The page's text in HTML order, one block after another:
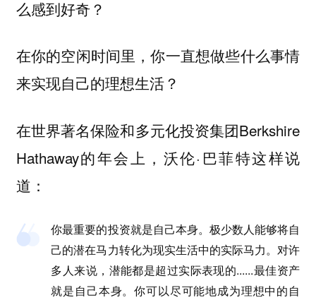
么感到好奇？
在你的空闲时间里，你一直想做些什么事情
来实现自己的理想生活？
在世界著名保险和多元化投资集团Berkshire
Hathaway的年会上，沃伦·巴菲特这样说
道：
你最重要的投资就是自己本身。极少数人能够将自
己的潜在马力转化为现实生活中的实际马力。对许
多人来说，潜能都是超过实际表现的......最佳资产
就是自己本身。你可以尽可能地成为理想中的自